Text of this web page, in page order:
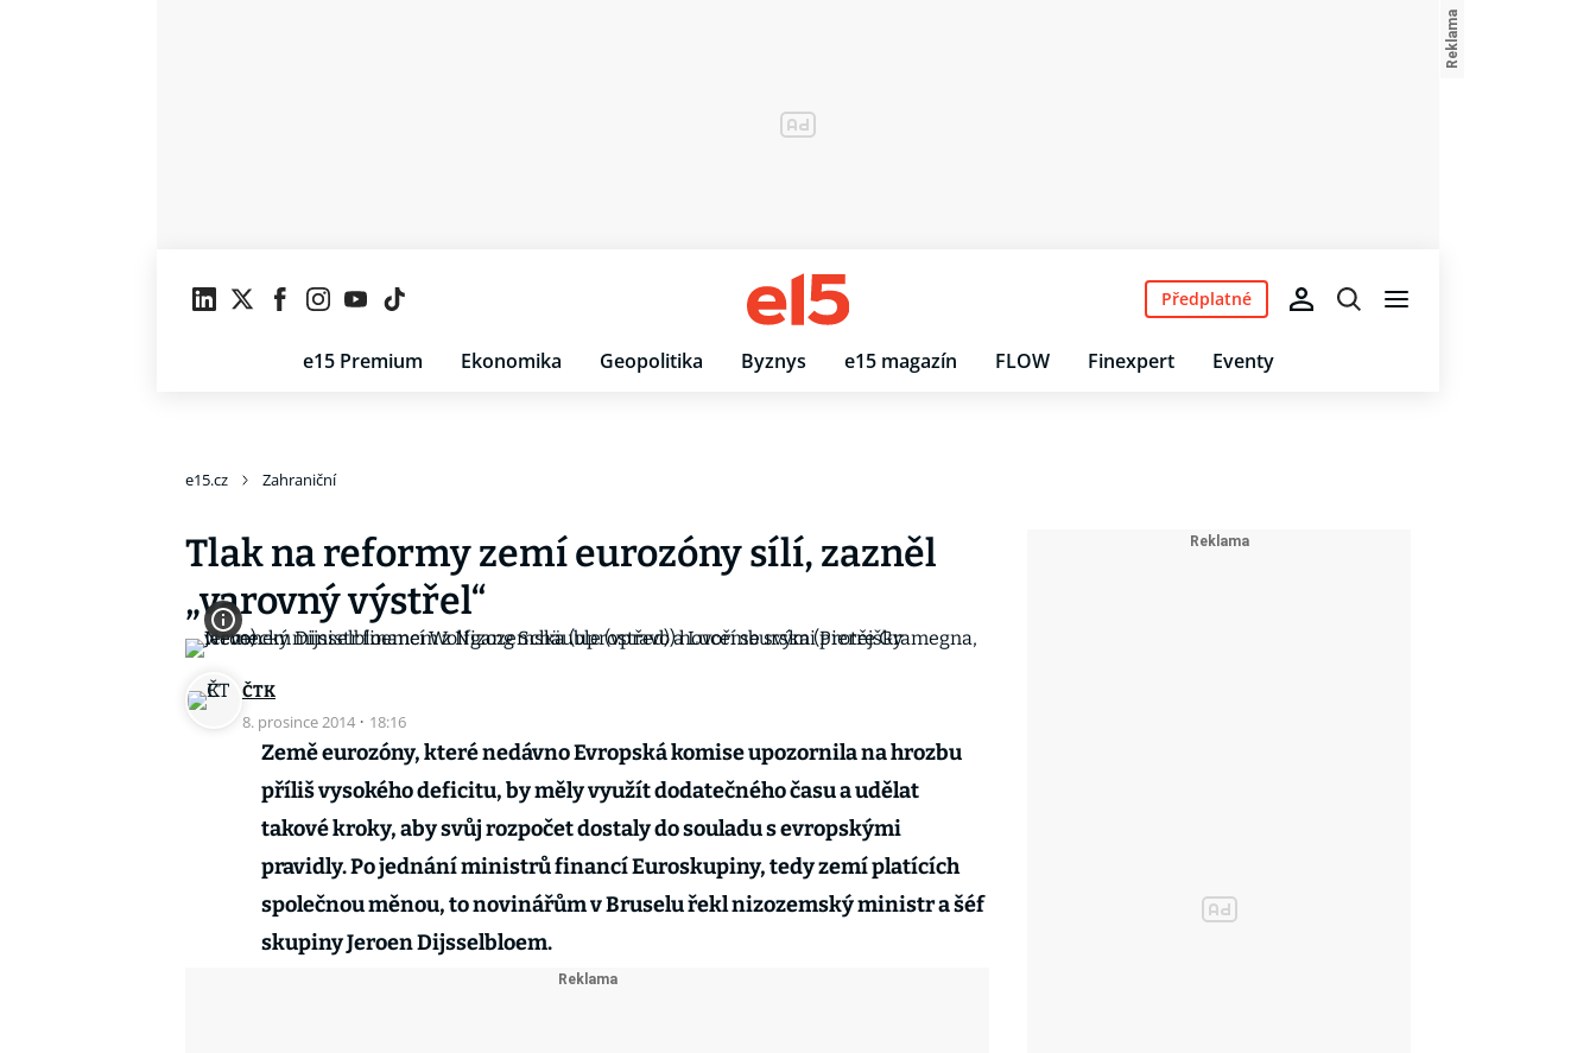
e15 Premium Ekonomika Geopolitika Byznys e15 magazín FLOW Finexpert Eventy
Předplatné
e15.cz Zahraniční
Tlak na reformy zemí eurozóny sílí, zazněl
„varovný výstřel“
ČTK
8. prosince 2014 · 18:16
Země eurozóny, které nedávno Evropská komise upozornila na hrozbu
příliš vysokého deficitu, by měly využít dodatečného času a udělat
takové kroky, aby svůj rozpočet dostaly do souladu s evropskými
pravidly. Po jednání ministrů financí Euroskupiny, tedy zemí platících
společnou měnou, to novinářům v Bruselu řekl nizozemský ministr a šéf
skupiny Jeroen Dijsselbloem.